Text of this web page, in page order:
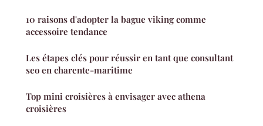
10 raisons d'adopter la bague viking comme
accessoire tendance
Les étapes clés pour réussir en tant que consultant
seo en charente-maritime
Top mini croisières à envisager avec athena
croisières